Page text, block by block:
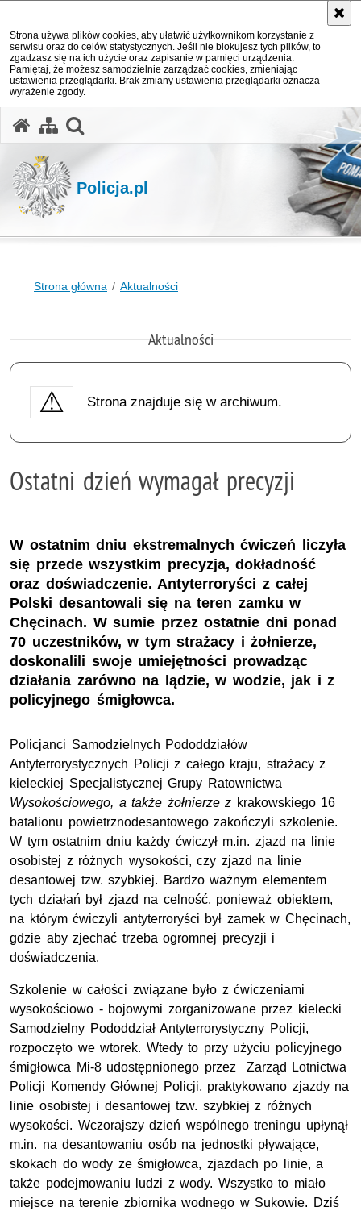
Strona używa plików cookies, aby ułatwić użytkownikom korzystanie z
serwisu oraz do celów statystycznych. Jeśli nie blokujesz tych plików, to
zgadzasz się na ich użycie oraz zapisanie w pamięci urządzenia.
Pamiętaj, że możesz samodzielnie zarządzać cookies, zmieniając
ustawienia przeglądarki. Brak zmiany ustawienia przeglądarki oznacza
wyrażenie zgody.
Policja.pl
Strona główna Aktualności
Aktualności
Strona znajduje się w archiwum.
Ostatni dzień wymagał precyzji
W ostatnim dniu ekstremalnych ćwiczeń liczyła
się przede wszystkim precyzja, dokładność
oraz doświadczenie. Antyterroryści z całej
Polski desantowali się na teren zamku w
Chęcinach. W sumie przez ostatnie dni ponad
70 uczestników, w tym strażacy i żołnierze,
doskonalili swoje umiejętności prowadząc
działania zarówno na lądzie, w wodzie, jak i z
policyjnego śmigłowca.
Policjanci Samodzielnych Pododdziałów
Antyterrorystycznych Policji z całego kraju, strażacy z
kieleckiej Specjalistycznej Grupy Ratownictwa
Wysokościowego, a także żołnierze z krakowskiego 16
batalionu powietrznodesantowego zakończyli szkolenie.
W tym ostatnim dniu każdy ćwiczył m.in. zjazd na linie
osobistej z różnych wysokości, czy zjazd na linie
desantowej tzw. szybkiej. Bardzo ważnym elementem
tych działań był zjazd na celność, ponieważ obiektem,
na którym ćwiczyli antyterroryści był zamek w Chęcinach,
gdzie aby zjechać trzeba ogromnej precyzji i
doświadczenia.
Szkolenie w całości związane było z ćwiczeniami
wysokościowo - bojowymi zorganizowane przez kielecki
Samodzielny Pododdział Antyterrorystyczny Policji,
rozpoczęto we wtorek. Wtedy to przy użyciu policyjnego
śmigłowca Mi-8 udostępnionego przez Zarząd Lotnictwa
Policji Komendy Głównej Policji, praktykowano zjazdy na
linie osobistej i desantowej tzw. szybkiej z różnych
wysokości. Wczorajszy dzień wspólnego treningu upłynął
m.in. na desantowaniu osób na jednostki pływające,
skokach do wody ze śmigłowca, zjazdach po linie, a
także podejmowaniu ludzi z wody. Wszystko to miało
miejsce na terenie zbiornika wodnego w Sukowie. Dziś